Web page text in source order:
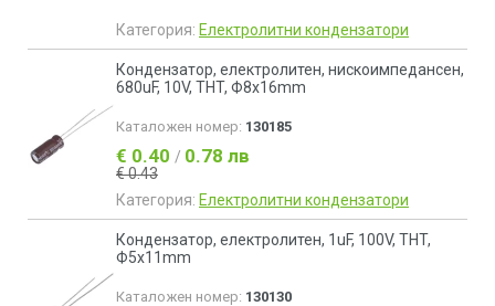
Категория: Електролитни кондензатори
Кондензатор, електролитен, нискоимпедансен,
680uF, 10V, THT, Ф8x16mm
Каталожен номер: 130185
€ 0.40 / 0.78 лв
€ 0.43
Категория: Електролитни кондензатори
Кондензатор, електролитен, 1uF, 100V, THT,
Ф5x11mm
Каталожен номер: 130130